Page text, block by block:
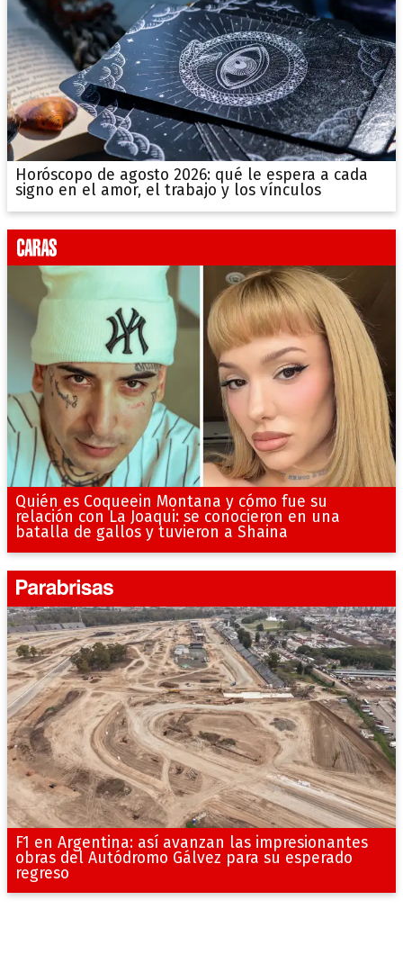
Horóscopo de agosto 2026: qué le espera a cada
signo en el amor, el trabajo y los vínculos
Quién es Coqueein Montana y cómo fue su
relación con La Joaqui: se conocieron en una
batalla de gallos y tuvieron a Shaina
F1 en Argentina: así avanzan las impresionantes
obras del Autódromo Gálvez para su esperado
regreso